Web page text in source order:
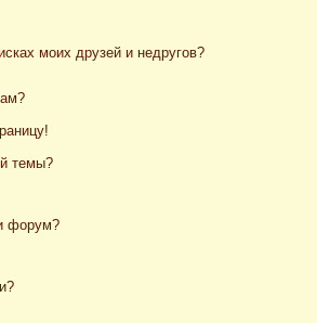
моих друзей и недругов?
темы?
форум?